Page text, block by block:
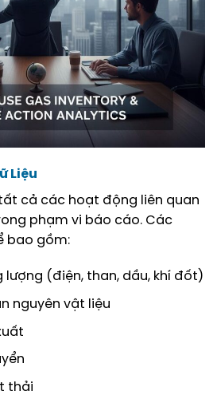
Liệu
cả các hoạt động liên quan
phạm vi báo cáo. Các
bao gồm:
lượng (điện, than, dầu, khí đốt)
nguyên vật liệu
thải